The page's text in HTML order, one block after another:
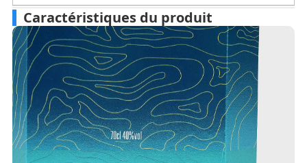
Caractéristiques du produit